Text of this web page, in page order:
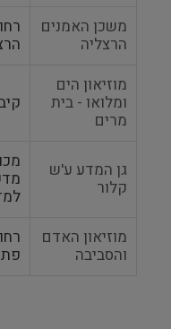
משכן האמנים
הרצליה
מוזיאון הים
ומלואו - בית
מרים
גן המדע ע'ש
קלור
מוזיאון האדם
והסביבה